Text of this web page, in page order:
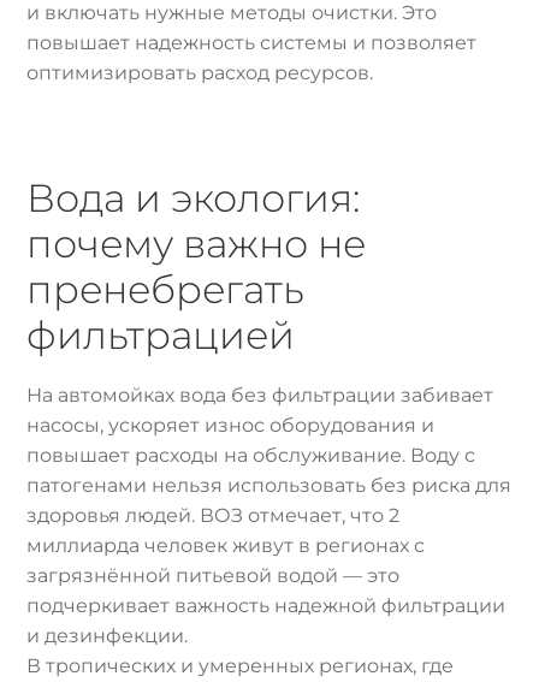
и включать нужные методы очистки. Это
повышает надежность системы и позволяет
оптимизировать расход ресурсов.
Вода и экология:
почему важно не
пренебрегать
фильтрацией
На автомойках вода без фильтрации забивает
насосы, ускоряет износ оборудования и
повышает расходы на обслуживание. Воду с
патогенами нельзя использовать без риска для
здоровья людей. ВОЗ отмечает, что 2
миллиарда человек живут в регионах с
загрязнённой питьевой водой — это
подчеркивает важность надежной фильтрации
и дезинфекции.
В тропических и умеренных регионах, где